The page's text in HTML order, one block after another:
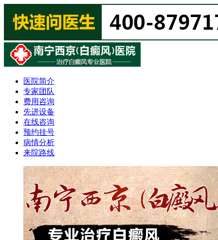
医院简介
专家团队
费用咨询
先进设备
在线咨询
预约挂号
病情分析
来院路线